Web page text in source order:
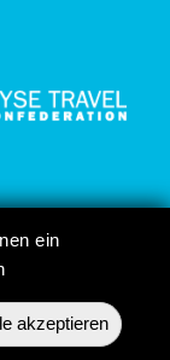
ein
akzeptieren